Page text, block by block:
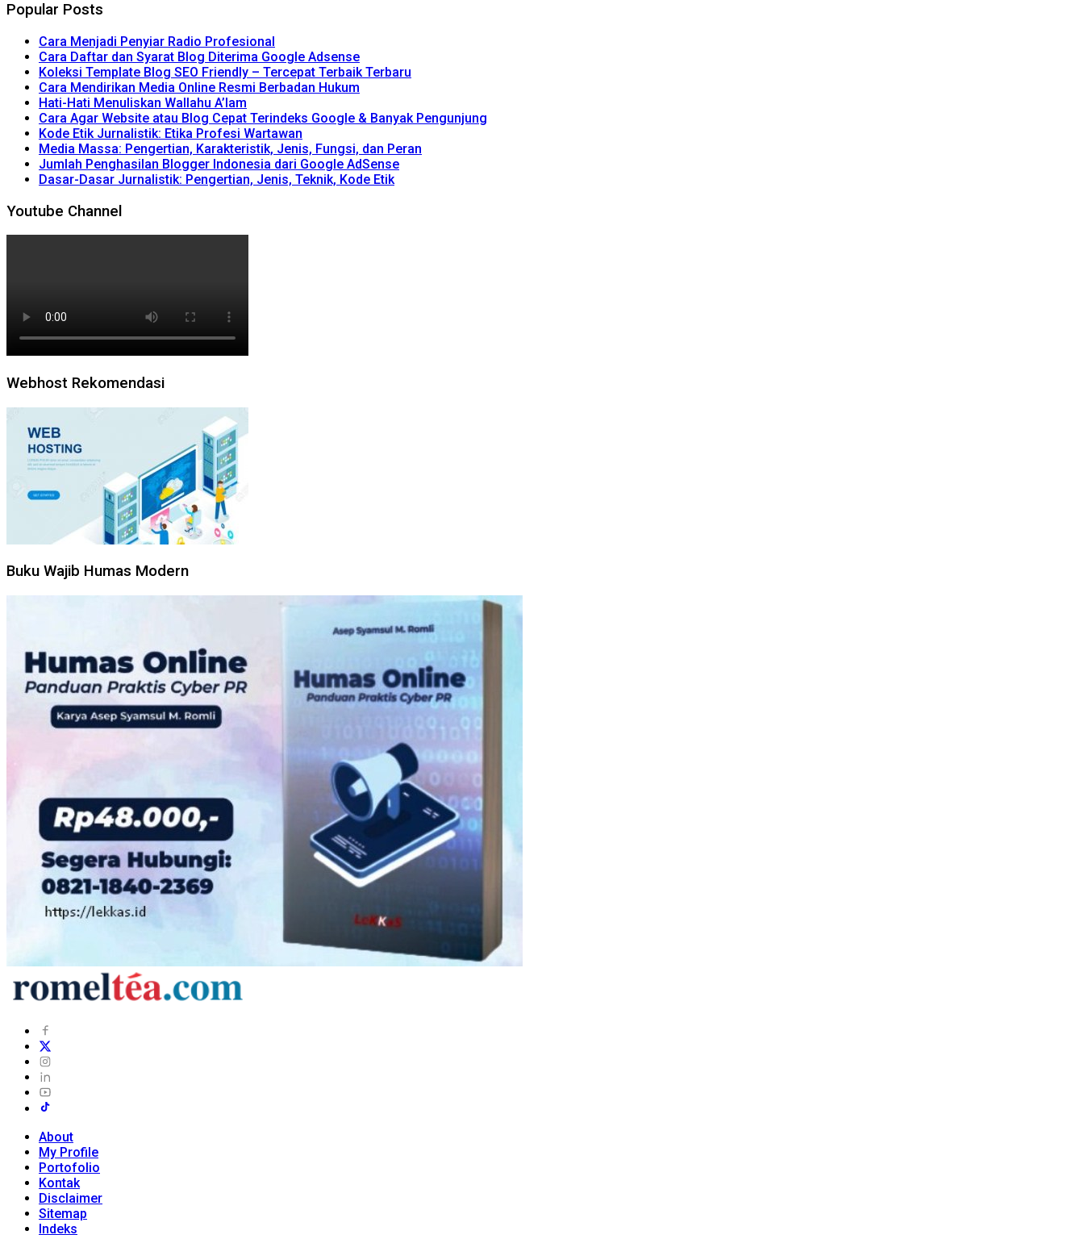
Popular Posts
Cara Menjadi Penyiar Radio Profesional
Cara Daftar dan Syarat Blog Diterima Google Adsense
Koleksi Template Blog SEO Friendly – Tercepat Terbaik Terbaru
Cara Mendirikan Media Online Resmi Berbadan Hukum
Hati-Hati Menuliskan Wallahu A’lam
Cara Agar Website atau Blog Cepat Terindeks Google & Banyak Pengunjung
Kode Etik Jurnalistik: Etika Profesi Wartawan
Media Massa: Pengertian, Karakteristik, Jenis, Fungsi, dan Peran
Jumlah Penghasilan Blogger Indonesia dari Google AdSense
Dasar-Dasar Jurnalistik: Pengertian, Jenis, Teknik, Kode Etik
Youtube Channel
Webhost Rekomendasi
Buku Wajib Humas Modern
About
My Profile
Portofolio
Kontak
Disclaimer
Sitemap
Indeks